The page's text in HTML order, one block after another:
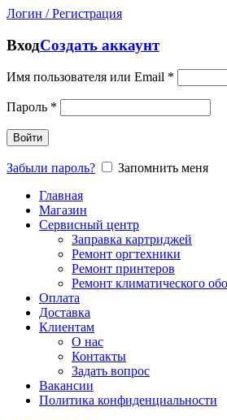
Логин / Регистрация
ВходСоздать аккаунт
Имя пользователя или Email *
Пароль *
Войти
Забыли пароль?
Запомнить меня
Главная
Магазин
Сервисный центр
Заправка картриджей
Ремонт оргтехники
Ремонт принтеров
Ремонт климатического
Оплата
Доставка
Клиентам
О нас
Контакты
Задать вопрос
Вакансии
Политика конфиденциальности